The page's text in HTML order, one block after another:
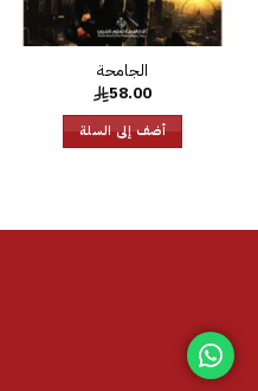
الجامحة
58.00
أضف إلى السلة